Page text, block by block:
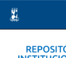
navigation